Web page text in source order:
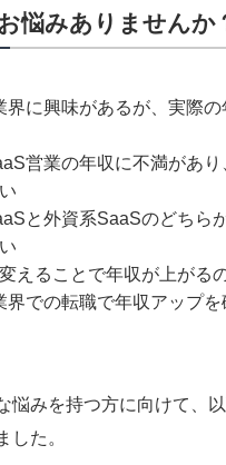
悩みありませんか
界に興味があるが、実際
営業の年収に不満があり
と外資系SaaSのどちら
えることで年収が上がる
界での転職で年収アップを
悩みを持つ方に向けて、
した。